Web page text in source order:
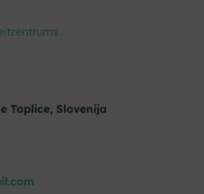
Toplice, Slovenija